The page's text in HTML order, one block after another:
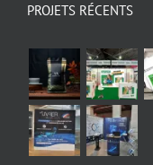
PROJETS RÉCENTS